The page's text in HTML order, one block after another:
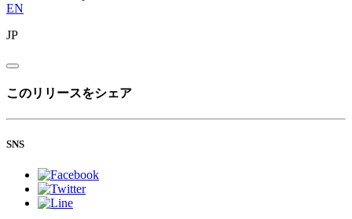
EN
JP
このリリースをシェア
SNS